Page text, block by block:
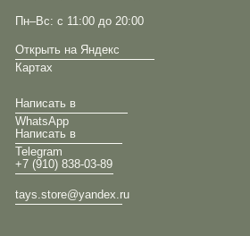
Пн–Вс: с 11:00 до 20:00
Открыть на Яндекс
Картах
Написать в
WhatsApp
Написать в
Telegram
+7 (910) 838-03-89
tays.store@yandex.ru